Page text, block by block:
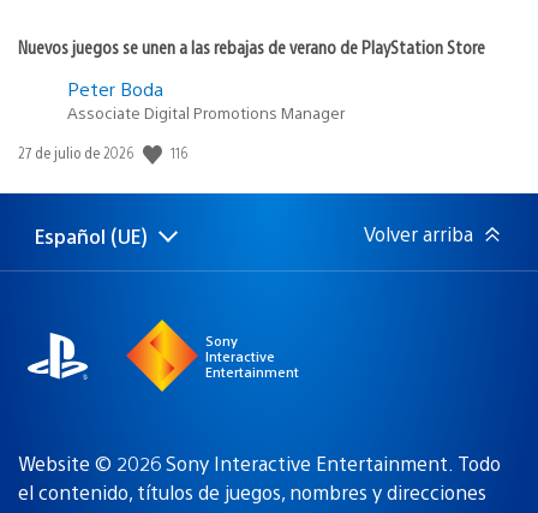
Nuevos juegos se unen a las rebajas de verano de PlayStation Store
Peter Boda
Associate Digital Promotions Manager
Fecha
publicación:
27 de julio de 2026 116
Selecciona
una
Región
actual:
Español (UE) Volver arriba
Sony
Interactive
Entertainment
Website © 2026 Sony Interactive Entertainment. Todo
el contenido, títulos de juegos, nombres y direcciones